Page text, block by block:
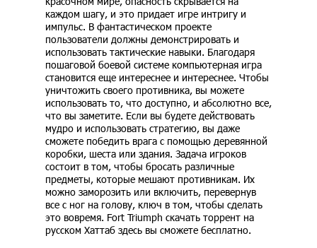
каждом шагу, и это придает игре интригу и
импульс. В фантастическом проекте
пользователи должны демонстрировать и
использовать тактические навыки. Благодаря
пошаговой боевой системе компьютерная игра
становится еще интереснее и интереснее. Чтобы
уничтожить своего противника, вы можете
использовать то, что доступно, и абсолютно все,
что вы заметите. Если вы будете действовать
мудро и использовать стратегию, вы даже
сможете победить врага с помощью деревянной
коробки, шеста или здания. Задача игроков
состоит в том, чтобы бросать различные
предметы, которые мешают противникам. Их
можно заморозить или включить, перевернув
все с ног на голову, ключ в том, чтобы сделать
это вовремя. Fort Triumph скачать торрент на
русском Хаттаб здесь вы сможете бесплатно.